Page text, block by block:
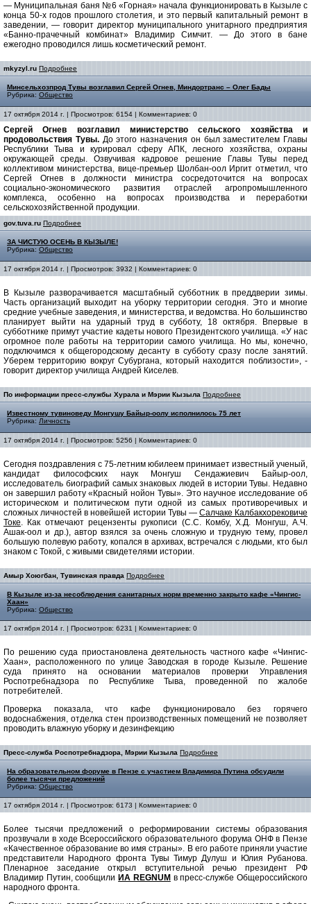
— Муниципальная баня №6 «Горная» начала функционировать в Кызыле с
конца 50-х годов прошлого столетия, и это первый капитальный ремонт в
заведении, — говорит директор муниципального унитарного предприятия
«Банно-прачечный комбинат» Владимир Симчит. — До этого в бане
ежегодно проводился лишь косметический ремонт.
mkyzyl.ru Подробнее
Минсельхозпрод Тувы возглавил Сергей Огнев, Миндортранс – Олег Бады
Рубрика: Общество
17 октября 2014 г. | Просмотров: 6154 | Комментариев: 0
Сергей Огнев возглавил министерство сельского хозяйства и
продовольствия Тувы.До этого назначения он был заместителем Главы
Республики Тыва и курировал сферу АПК, лесного хозяйства, охраны
окружающей среды. Озвучивая кадровое решение Главы Тувы перед
коллективом министерства, вице-премьер Шолбан-оол Иргит отметил, что
Сергей Огнев в должности министра сосредоточится на вопросах
социально-экономического развития отраслей агропромышленного
комплекса, особенно на вопросах производства и переработки
сельскохозяйственной продукции.
gov.tuva.ru Подробнее
ЗА ЧИСТУЮ ОСЕНЬ В КЫЗЫЛЕ!
Рубрика: Общество
17 октября 2014 г. | Просмотров: 3932 | Комментариев: 0
В Кызыле разворачивается масштабный субботник в преддверии зимы.
Часть организаций выходит на уборку территории сегодня. Это и многие
средние учебные заведения, и министерства, и ведомства. Но большинство
планирует выйти на ударный труд в субботу, 18 октября. Впервые в
субботнике примут участие кадеты нового Президентского училища. «У нас
огромное поле работы на территории самого училища. Но мы, конечно,
подключимся к общегородскому десанту в субботу сразу после занятий.
Уберем территорию вокруг Субургана, который находится поблизости», -
говорит директор училища Андрей Киселев.
По информации пресс-службы Хурала и Мэрии Кызыла Подробнее
Известному тувиноведу Монгушу Байыр-оолу исполнилось 75 лет
Рубрика: Личность
17 октября 2014 г. | Просмотров: 5256 | Комментариев: 0
Сегодня поздравления с 75-летним юбилеем принимает известный ученый,
кандидат философских наук Монгуш Сендажиевич Байыр-оол,
исследователь биографий самых знаковых людей в истории Тувы. Недавно
он завершил работу «Красный нойон Тувы». Это научное исследование об
историческом и политическом пути одной из самых противоречивых и
сложных личностей в новейшей истории Тувы — Салчаке Калбакхорековиче
Токе. Как отмечают рецензенты рукописи (С.С. Комбу, Х.Д. Монгуш, А.Ч.
Ашак-оол и др.), автор взялся за очень сложную и трудную тему, провел
большую полевую работу, копался в архивах, встречался с людьми, кто был
знаком с Токой, с живыми свидетелями истории.
Амыр Хоюгбан, Тувинская правда Подробнее
В Кызыле из-за несоблюдения санитарных норм временно закрыто кафе «Чингис-
Хаан»
Рубрика: Общество
17 октября 2014 г. | Просмотров: 6231 | Комментариев: 0
По решению суда приостановлена деятельность частного кафе «Чингис-
Хаан», расположенного по улице Заводская в городе Кызыле. Решение
суда принято на основании материалов проверки Управления
Роспотребнадзора по Республике Тыва, проведенной по жалобе
потребителей.
Проверка показала, что кафе функционировало без горячего
водоснабжения, отделка стен производственных помещений не позволяет
проводить влажную уборку и дезинфекцию
Пресс-служба Роспотребнадзора, Мэрии Кызыла Подробнее
На образовательном форуме в Пензе с участием Владимира Путина обсудили
более тысячи предложений
Рубрика: Общество
17 октября 2014 г. | Просмотров: 6173 | Комментариев: 0
Более тысячи предложений о реформировании системы образования
прозвучали в ходе Всероссийского образовательного форума ОНФ в Пензе
«Качественное образование во имя страны». В его работе приняли участие
представители Народного фронта Тувы Тимур Дулуш и Юлия Рубанова.
Пленарное заседание открыл вступительной речью президент РФ
Владимир Путин, сообщили ИА REGNUM в пресс-службе Общероссийского
народного фронта.